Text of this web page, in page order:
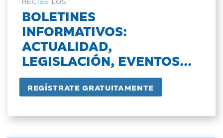
BOLETINES
INFORMATIVOS:
ACTUALIDAD,
LEGISLACIÓN, EVENTOS...